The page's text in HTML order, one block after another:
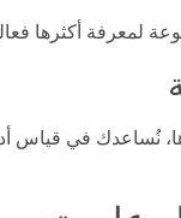
لمعرفة أكثرها
نُساعدك في قياس